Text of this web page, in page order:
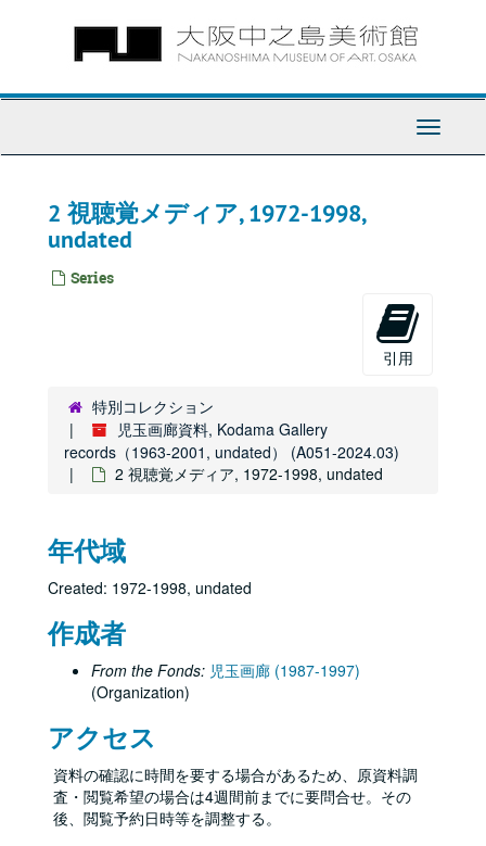
Toggle
2 視聴覚メディア, 1972-1998,
undated
Series
引用
特別コレクション
児玉画廊資料, Kodama Gallery
records（1963-2001, undated） (A051-2024.03)
2 視聴覚メディア, 1972-1998, undated
年代域
Created: 1972-1998, undated
作成者
From the Fonds: 児玉画廊 (1987-1997)
(Organization)
アクセス
資料の確認に時間を要する場合があるため、原資料調
査・閲覧希望の場合は4週間前までに要問合せ。その
後、閲覧予約日時等を調整する。